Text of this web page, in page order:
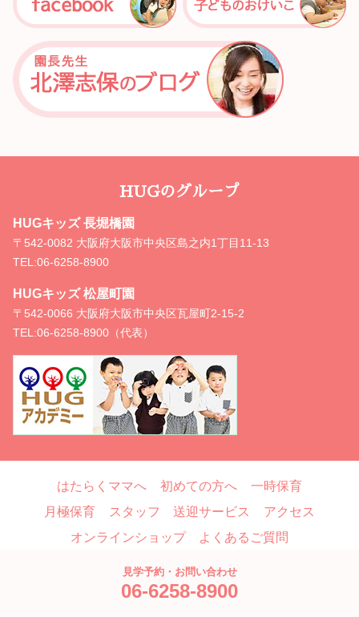
HUGのグループ
HUGキッズ 長堀橋園
〒542-0082 大阪府大阪市中央区島之内1丁目11-13
TEL:06-6258-8900
HUGキッズ 松屋町園
〒542-0066 大阪府大阪市中央区瓦屋町2-15-2
TEL:06-6258-8900（代表）
はたらくママへ 初めての方へ
一時保育
月極保育
スタッフ 送迎サービス
アクセス
オンラインショップ
よくあるご質問
見学予約・お問い合わせ
06-6258-8900